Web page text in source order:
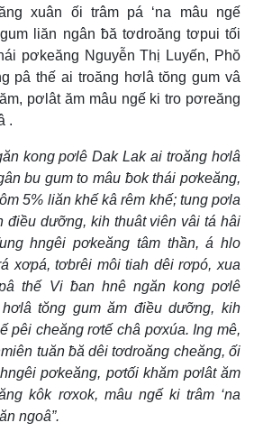
xuân ối trâm pá ‘na mâu ngế
liăn ngân ƀă tơdroăng tơpui tối
pơkeăng Nguyễn Thị Luyến, Phŏ
pâ thế ai troăng hơlâ tŏng gum vâ
pơlât ăm mâu ngế ki tro pơreăng
.
kong pơlê Dak Lak ai troăng hơlâ
bu gum to mâu ƀok thái pơkeăng,
5% liăn khế kâ rêm khế; tung pơla
điều dưỡng, kih thuât viên vâi tá hâi
hngêi pơkeăng tâm thần, á hlo
xơpá, tơbrêi môi tiah dêi rơpó, xua
thế Vi ƀan hnê ngăn kong pơlê
hơlâ tŏng gum ăm điều dưỡng, kih
pêi cheăng rơtế châ pơxúa. Ing mê,
tuăn ƀă dêi tơdroăng cheăng, ối
pơkeăng, pơtối khăm pơlât ăm
kôk rơxok, mâu ngế ki trâm ‘na
ngoâ”.